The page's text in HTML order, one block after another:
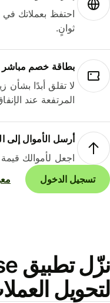
احتفظ بعملاتك في
ثوانٍ.
بطاقة خصم مباشر
لا تقلق أبدًا بشأن
المرتفعة عند
أرسل الأموال إلى
اجعل لأموالك قيمة
تسجيل الدخول